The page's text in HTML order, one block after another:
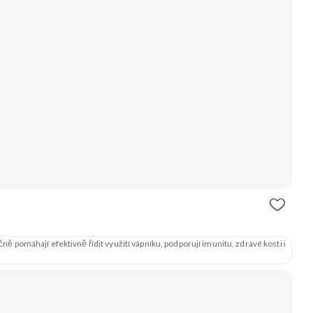
pomáhají efektivně řídit využití vápníku, podporují imunitu, zdravé kosti i